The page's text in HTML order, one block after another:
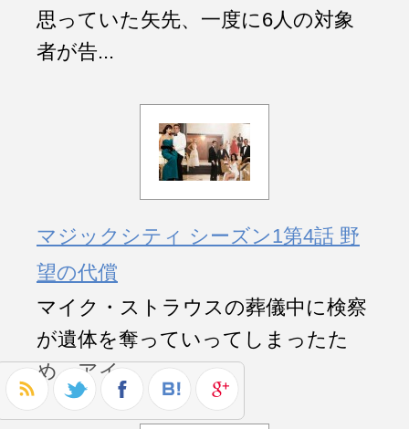
思っていた矢先、一度に6人の対象
者が告...
マジックシティ シーズン1第4話 野
望の代償
マイク・ストラウスの葬儀中に検察
が遺体を奪っていってしまったた
め、アイ...